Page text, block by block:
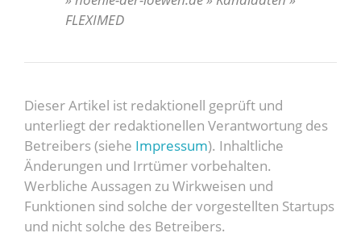
FLEXIMED
Dieser Artikel ist redaktionell geprüft und
unterliegt der redaktionellen Verantwortung des
Betreibers (siehe Impressum). Inhaltliche
Änderungen und Irrtümer vorbehalten.
Werbliche Aussagen zu Wirkweisen und
Funktionen sind solche der vorgestellten Startups
und nicht solche des Betreibers.